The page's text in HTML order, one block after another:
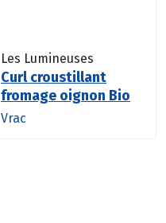
Les Lumineuses
Curl croustillant
fromage oignon Bio
Vrac